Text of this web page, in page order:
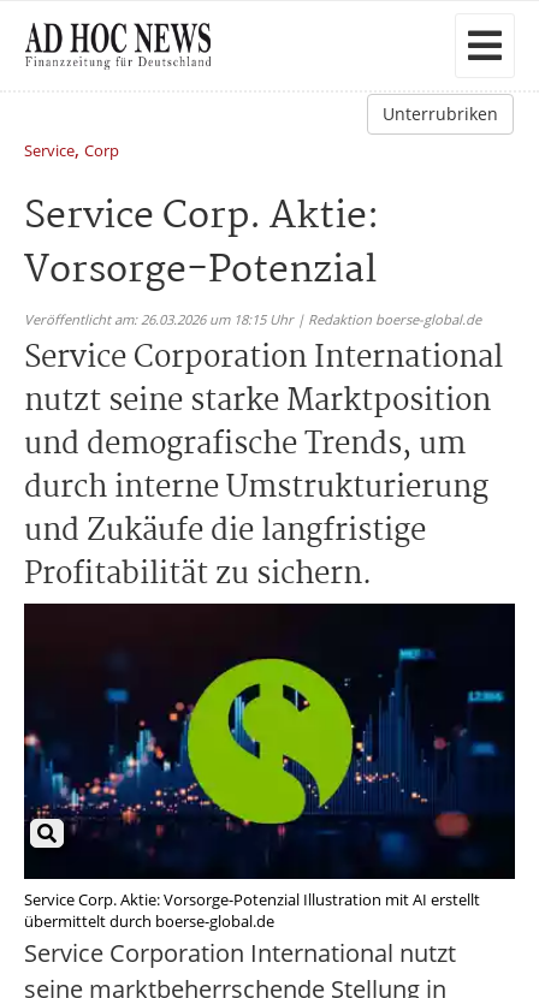
Unterrubriken
Service, Corp
Service Corp. Aktie:
Vorsorge-Potenzial
Veröffentlicht am: 26.03.2026 um 18:15 Uhr | Redaktion boerse-global.de
Service Corporation International
nutzt seine starke Marktposition
und demografische Trends, um
durch interne Umstrukturierung
und Zukäufe die langfristige
Profitabilität zu sichern.
Service Corp. Aktie: Vorsorge-Potenzial Illustration mit AI erstellt
übermittelt durch boerse-global.de
Service Corporation International nutzt
seine marktbeherrschende Stellung in